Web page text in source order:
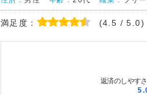
満足度： (4.5 / 5.0)